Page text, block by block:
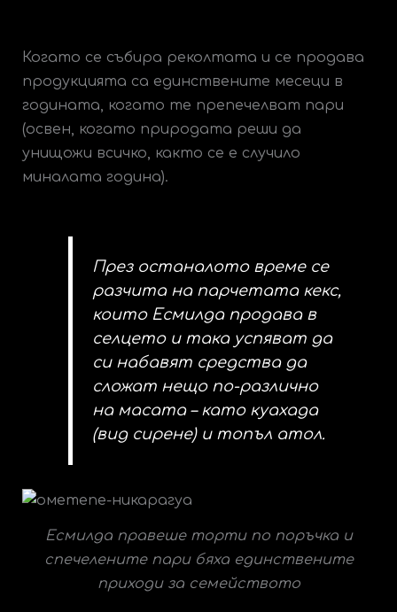
Когато се събира реколтата и се продава
продукцията са единствените месеци в
годината, когато те препечелват пари
(освен, когато природата реши да
унищожи всичко, както се е случило
миналата година).
През останалото време се
разчита на парчетата кекс,
които Есмилда продава в
селцето и така успяват да
си набавят средства да
сложат нещо по-различно
на масата – като куахада
(вид сирене) и топъл атол.
Есмилда правеше торти по поръчка и
спечелените пари бяха единствените
приходи за семейството